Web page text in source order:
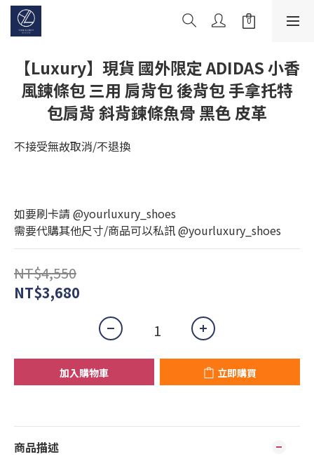
【Luxury】現貨 國外限定 ADIDAS 小香
風鍊條包 三用 肩背包 後背包 手拿托特
包肩背 斜背鍊條魚骨 黑色 皮革
不接受無故取消/不退換
如要刷卡請 @yourluxury_shoes
需要代購其他尺寸/商品可以私訊 @yourluxury_shoes
NT$4,550
NT$3,680
加入購物車 立即購買
商品描述